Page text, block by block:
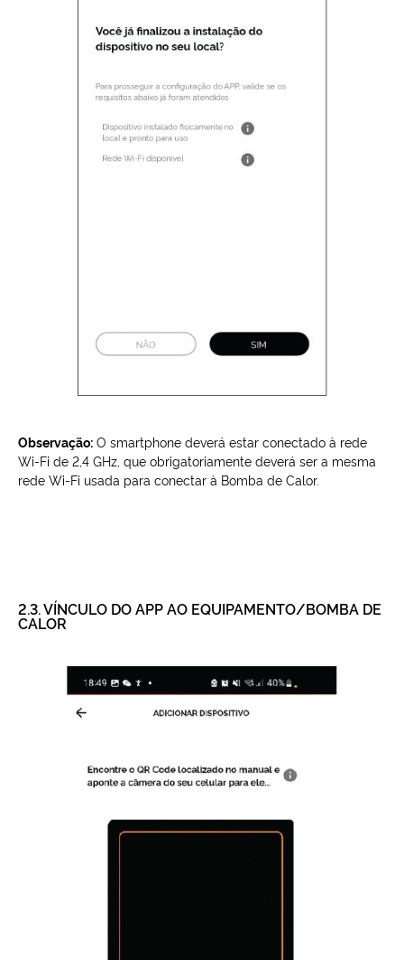
Observação: O smartphone deverá estar conectado à rede
Wi-Fi de 2,4 GHz, que obrigatoriamente deverá ser a mesma
rede Wi-Fi usada para conectar à Bomba de Calor.
2.3. VÍNCULO DO APP AO EQUIPAMENTO/BOMBA DE
CALOR